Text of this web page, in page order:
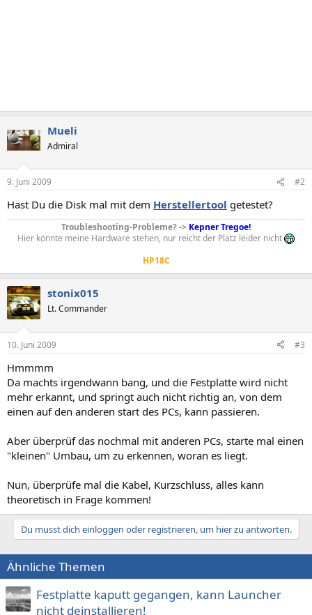
Mueli
Admiral
9. Juni 2009 #2
Hast Du die Disk mal mit dem Herstellertool getestet?
Troubleshooting-Probleme? -> Kepner Tregoe!
Hier könnte meine Hardware stehen, nur reicht der Platz leider nicht
HP18C
stonix015
Lt. Commander
10. Juni 2009 #3
Hmmmm
Da machts irgendwann bang, und die Festplatte wird nicht
mehr erkannt, und springt auch nicht richtig an, von dem
einen auf den anderen start des PCs, kann passieren.
Aber überprüf das nochmal mit anderen PCs, starte mal einen
"kleinen" Umbau, um zu erkennen, woran es liegt.
Nun, überprüfe mal die Kabel, Kurzschluss, alles kann
theoretisch in Frage kommen!
Du musst dich einloggen oder registrieren, um hier zu antworten.
Ähnliche Themen
Festplatte kaputt gegangen, kann Launcher
nicht deinstallieren!